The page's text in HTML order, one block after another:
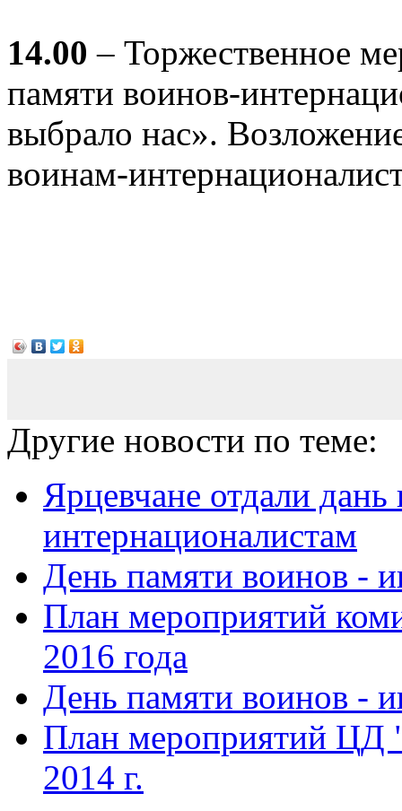
14.00– Торжественное
памяти воинов-
выбрало нас».
воинам-
Другие новости по теме:
Ярцевчане отдали
интернационалистам
День памяти воинов -
План мероприятий
2016 года
День памяти воинов -
План мероприятий ЦД
2014 г.